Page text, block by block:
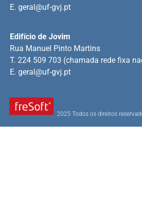
2025 Todos os direitos
Edifício de Jovim
Rua Manuel Pinto Martins
T. 224 509 703 (chamada rede fixa
E. geral@uf-gvj.pt
E. geral@uf-gvj.pt